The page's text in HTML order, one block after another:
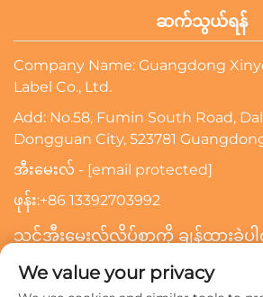
ဆက်သွယ်ရန်
Company Name: Guangdong
Label Co., Ltd.
Add: No.58, Fumin South Road,
Dongguan City, 523781
အီးမေးလ် - [email protected]
ဖုန်း:+86 13392703992
သင့်အီးမေးလ်လိပ်စာကို ချန်ထား
We value your privacy